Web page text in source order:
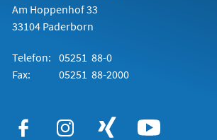
Am Hoppenhof 33
33104 Paderborn
Telefon: 05251 88-0
Fax:
05251 88-2000